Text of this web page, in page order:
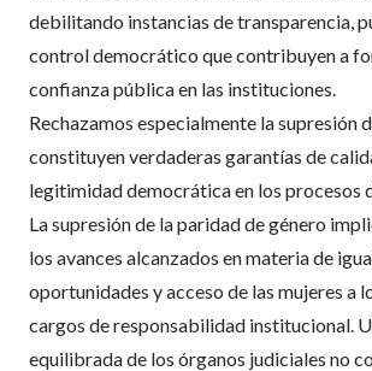
debilitando instancias de transparencia,
control democrático que contribuyen a
confianza pública en las instituciones.
Rechazamos especialmente la supresión
constituyen verdaderas garantías de
legitimidad democrática en los procesos
La supresión de la paridad de género
los avances alcanzados en materia de
oportunidades y acceso de las mujeres a
cargos de responsabilidad institucional.
equilibrada de los órganos judiciales no